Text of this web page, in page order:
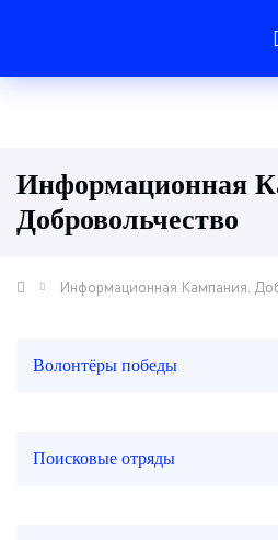
Информационная
Добровольчество
Информационная Кампания.
Волонтёры победы
Поисковые отряды